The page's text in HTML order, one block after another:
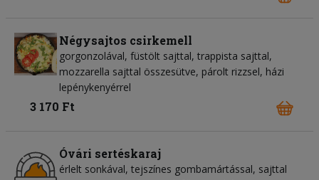
Négysajtos csirkemell
gorgonzolával, füstölt sajttal, trappista sajttal,
mozzarella sajttal összesütve, párolt rizzsel, házi
lepénykenyérrel
3 170 Ft
Óvári sertéskaraj
érlelt sonkával, tejszínes gombamártással, sajttal